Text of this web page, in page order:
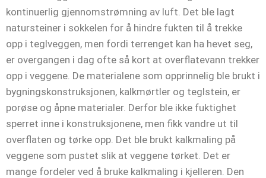
kontinuerlig gjennomstrømning av luft. Det ble lagt
natursteiner i sokkelen for å hindre fukten til å trekke
opp i teglveggen, men fordi terrenget kan ha hevet seg,
er overgangen i dag ofte så kort at overflatevann trekker
opp i veggene. De materialene som opprinnelig ble brukt i
bygningskonstruksjonen, kalkmørtler og teglstein, er
porøse og åpne materialer. Derfor ble ikke fuktighet
sperret inne i konstruksjonene, men fikk vandre ut til
overflaten og tørke opp. Det ble brukt kalkmaling på
veggene som pustet slik at veggene tørket. Det er
mange fordeler ved å bruke kalkmaling i kjelleren. Den